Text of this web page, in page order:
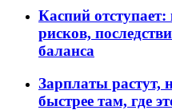
Каспий
рисков,
баланса
Зарплаты растут,
быстрее там, где